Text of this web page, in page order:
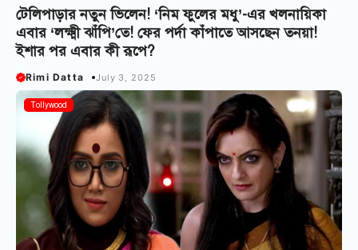
টেলিপাড়ার নতুন ভিলেন! ‘নিম ফুলের মধু’-এর খলনায়িকা
এবার ‘লক্ষ্মী ঝাঁপি’তে! ফের পর্দা কাঁপাতে আসছেন তনয়া!
ইশার পর এবার কী রূপে?
Rimi Datta July 3, 2025
Tollywood